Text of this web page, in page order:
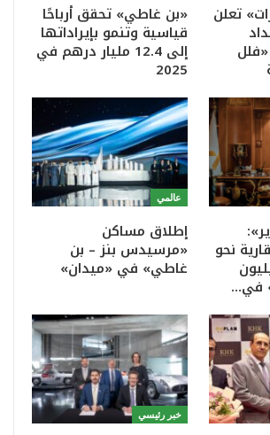
تعلن «بن غاطي» تحقق أرباحًا
قياسية وتنمو بإيراداتها
إلى 12.4 مليار درهم في
2025
نحو
في…
عالمي
إطلاق مساكن
«مرسيدس بنز – بن
غاطي» في «ميدان»
خبر رئيسي